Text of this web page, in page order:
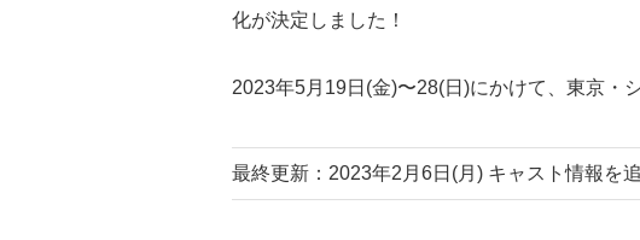
化が決定しました！
2023年5月19日(金)〜28(日)にかけて、東京・
最終更新：2023年2月6日(月) キャスト情報を